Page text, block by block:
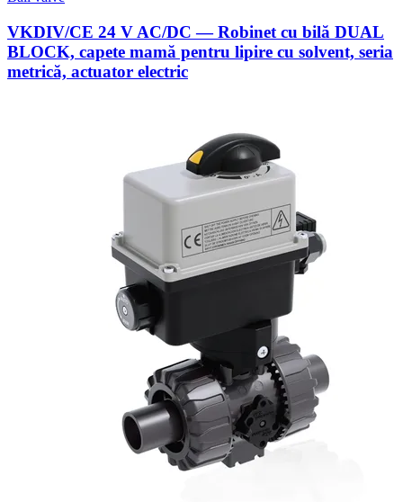
VKDIV/CE 24 V AC/DC — Robinet cu bilă DUAL
BLOCK, capete mamă pentru lipire cu solvent, seria
metrică, actuator electric